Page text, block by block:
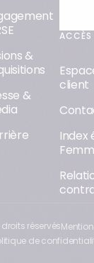
&
&
ACCÈS
client
Index
réservés
de